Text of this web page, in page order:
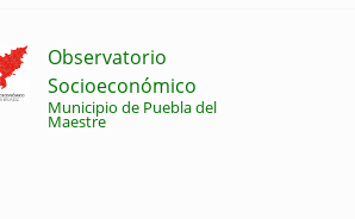
Observatorio
Socioeconómico
Municipio de Puebla del
Maestre